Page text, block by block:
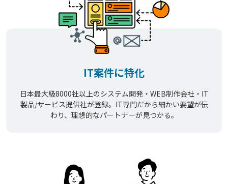
IT案件に特化
日本最大級8000社以上のシステム開発・WEB制作会社・IT
製品/サービス提供社が登録。IT専門だから細かい要望が伝
わり、理想的なパートナーが見つかる。